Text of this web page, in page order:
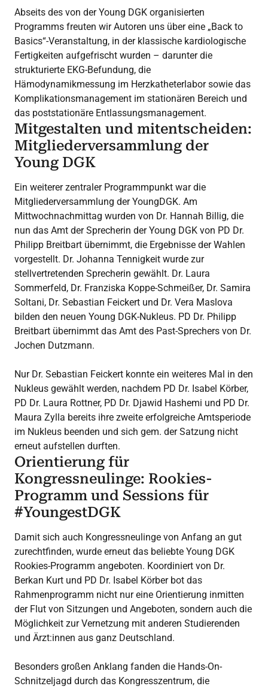
Abseits des von der Young DGK organisierten
Programms freuten wir Autoren uns über eine „Back to
Basics“-Veranstaltung, in der klassische kardiologische
Fertigkeiten aufgefrischt wurden – darunter die
strukturierte EKG-Befundung, die
Hämodynamikmessung im Herzkatheterlabor sowie das
Komplikationsmanagement im stationären Bereich und
das poststationäre Entlassungsmanagement.
Mitgestalten und mitentscheiden:
Mitgliederversammlung der
Young DGK
Ein weiterer zentraler Programmpunkt war die
Mitgliederversammlung der YoungDGK. Am
Mittwochnachmittag wurden von Dr. Hannah Billig, die
nun das Amt der Sprecherin der Young DGK von PD Dr.
Philipp Breitbart übernimmt, die Ergebnisse der Wahlen
vorgestellt. Dr. Johanna Tennigkeit wurde zur
stellvertretenden Sprecherin gewählt. Dr. Laura
Sommerfeld, Dr. Franziska Koppe-Schmeißer, Dr. Samira
Soltani, Dr. Sebastian Feickert und Dr. Vera Maslova
bilden den neuen Young DGK-Nukleus. PD Dr. Philipp
Breitbart übernimmt das Amt des Past-Sprechers von Dr.
Jochen Dutzmann.
Nur Dr. Sebastian Feickert konnte ein weiteres Mal in den
Nukleus gewählt werden, nachdem PD Dr. Isabel Körber,
PD Dr. Laura Rottner, PD Dr. Djawid Hashemi und PD Dr.
Maura Zylla bereits ihre zweite erfolgreiche Amtsperiode
im Nukleus beenden und sich gem. der Satzung nicht
erneut aufstellen durften.
Orientierung für
Kongressneulinge: Rookies-
Programm und Sessions für
#YoungestDGK
Damit sich auch Kongressneulinge von Anfang an gut
zurechtfinden, wurde erneut das beliebte Young DGK
Rookies-Programm angeboten. Koordiniert von Dr.
Berkan Kurt und PD Dr. Isabel Körber bot das
Rahmenprogramm nicht nur eine Orientierung inmitten
der Flut von Sitzungen und Angeboten, sondern auch die
Möglichkeit zur Vernetzung mit anderen Studierenden
und Ärzt:innen aus ganz Deutschland.
Besonders großen Anklang fanden die Hands-On-
Schnitzeljagd durch das Kongresszentrum, die